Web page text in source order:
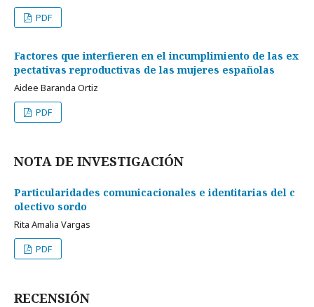
PDF
Factores que interfieren en el incumplimiento de las ex
pectativas reproductivas de las mujeres españolas
Aidee Baranda Ortiz
PDF
NOTA DE INVESTIGACIÓN
Particularidades comunicacionales e identitarias del c
olectivo sordo
Rita Amalia Vargas
PDF
RECENSIÓN